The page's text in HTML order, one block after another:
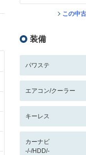
この中
装備
パワステ
エアコン/クーラー
キーレス
カーナビ
-/-/HDD/-